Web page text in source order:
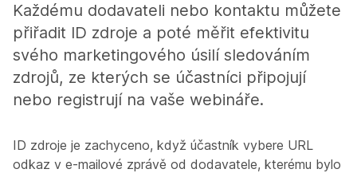
Každému dodavateli nebo kontaktu můžete
přiřadit ID zdroje a poté měřit efektivitu
svého marketingového úsilí sledováním
zdrojů, ze kterých se účastníci připojují
nebo registrují na vaše webináře.
ID zdroje je zachyceno, když účastník vybere URL
odkaz v e-mailové zprávě od dodavatele, kterému bylo